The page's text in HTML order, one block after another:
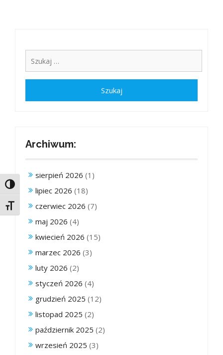
Toggle High Contrast
Toggle Font size
Archiwum:
sierpień 2026 (1)
lipiec 2026 (18)
czerwiec 2026 (7)
maj 2026 (4)
kwiecień 2026 (15)
marzec 2026 (3)
luty 2026 (2)
styczeń 2026 (4)
grudzień 2025 (12)
listopad 2025 (2)
październik 2025 (2)
wrzesień 2025 (3)